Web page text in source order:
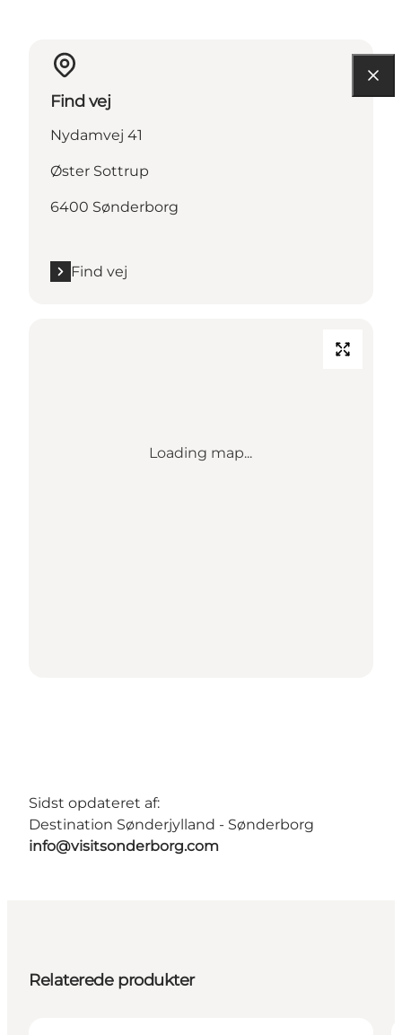
Find vej
Nydamvej 41
Øster Sottrup
6400 Sønderborg
Find vej
Loading map...
Sidst opdateret af:
Destination Sønderjylland - Sønderborg
info@visitsonderborg.com
Relaterede produkter